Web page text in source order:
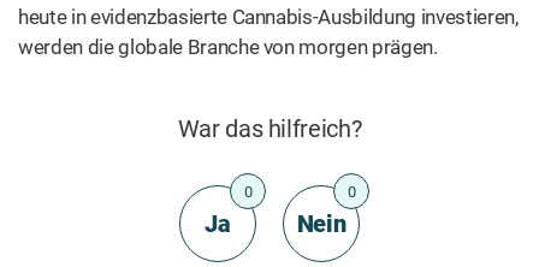
heute in evidenzbasierte Cannabis-Ausbildung investieren,
werden die globale Branche von morgen prägen.
War das hilfreich?
Ja
0
Nein
0